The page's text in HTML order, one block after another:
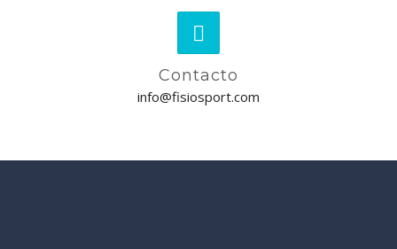
Contacto
info@fisiosport.com